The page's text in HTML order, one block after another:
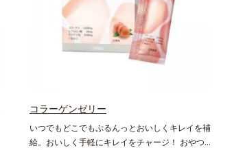
コラーゲンゼリー
いつでもどこでもぷるんっとおいしくキレイを補
給。おいしく手軽にキレイをチャージ！ おやつ